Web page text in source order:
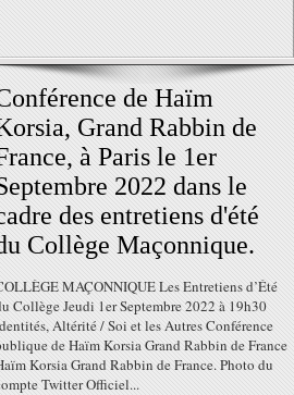
de Haïm
Grand Rabbin de
à Paris le 1er
2022 dans le
des entretiens d'été
Collège Maçonnique.
MAÇONNIQUE Les Entretiens d’Été
Collège Jeudi 1er Septembre 2022 à 19h30
Altérité / Soi et les Autres Conférence
de Haïm Korsia Grand Rabbin de France
Korsia Grand Rabbin de France. Photo du
Twitter Officiel...